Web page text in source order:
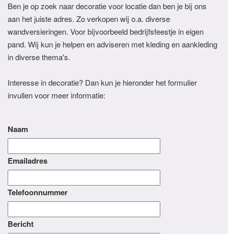
Ben je op zoek naar decoratie voor locatie dan ben je bij ons
aan het juiste adres. Zo verkopen wij o.a. diverse
wandversieringen. Voor bijvoorbeeld bedrijfsfeestje in eigen
pand. Wij kun je helpen en adviseren met kleding en aankleding
in diverse thema's.
Interesse in decoratie? Dan kun je hieronder het formulier
invullen voor meer informatie:
Naam
Emailadres
Telefoonnummer
Bericht